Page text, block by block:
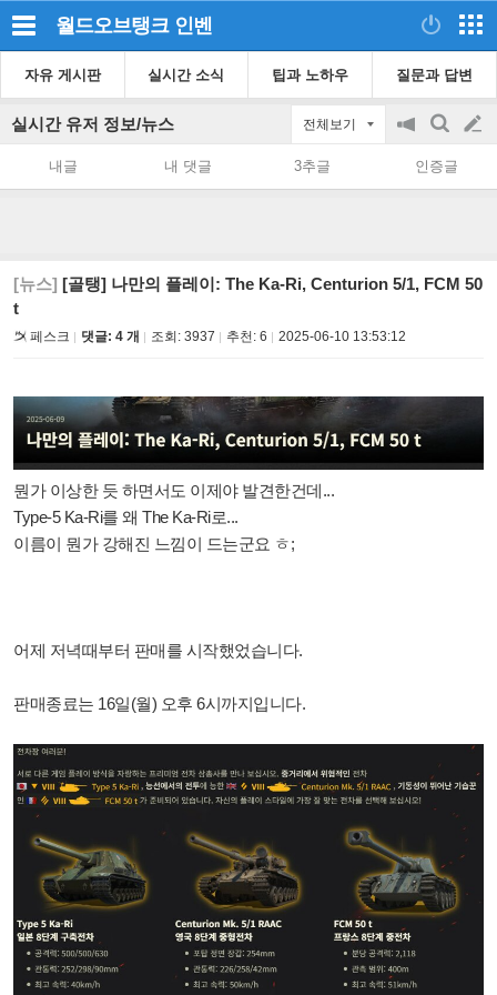
월드오브탱크 인벤
자유 게시판 실시간 소식 팁과 노하우 질문과 답변
실시간 유저 정보/뉴스 전체보기
공
on/off
검
색
글
쓰
내글 내 댓글 3추글 인증글
[뉴스] [골탱] 나만의 플레이: The Ka-Ri, Centurion 5/1, FCM 50
t
페스크 댓글: 4 개 조회: 3937 추천: 6 2025-06-10 13:53:12
뭔가 이상한 듯 하면서도 이제야 발견한건데...
Type-5 Ka-Ri를 왜 The Ka-Ri로...
이름이 뭔가 강해진 느낌이 드는군요 ㅎ;
어제 저녁때부터 판매를 시작했었습니다.
판매종료는 16일(월) 오후 6시까지입니다.